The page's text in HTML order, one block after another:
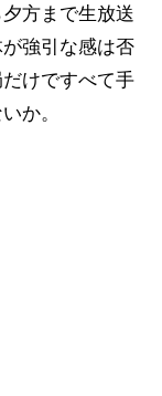
方まで生放送
強引な感は否
けですべて手
か。